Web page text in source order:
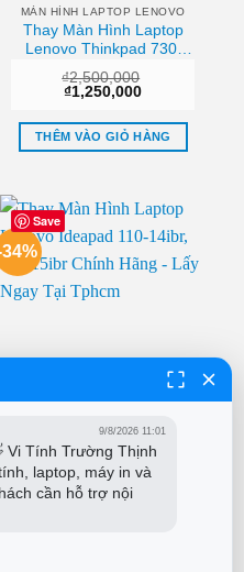
MÀN HÌNH LAPTOP LENOVO
Thay Màn Hình Laptop
Lenovo Thinkpad 730,
Lấy Liền Tại Chỗ
₫2,500,000
Giá
là:
₫2,500,000.
₫1,250,000Giá
tại
là:
₫1,250,000.
THÊM VÀO GIỎ HÀNG
Save
34%
Thay Màn Hình Laptop
Lenovo Ideapad 110-
14ibr, 110-15ibr Chính
Hãng – Lấy Ngay Tại
₫ 1,450,000
Giá
gốc
9/8/2026 11:01
Vi Tính Trường Thịnh
laptop, máy in và
cần hỗ trợ nội